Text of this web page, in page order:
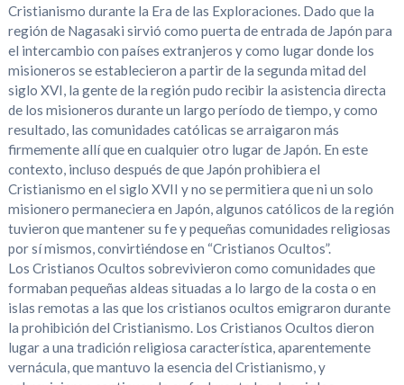
Cristianismo durante la Era de las Exploraciones. Dado que la
región de Nagasaki sirvió como puerta de entrada de Japón para
el intercambio con países extranjeros y como lugar donde los
misioneros se establecieron a partir de la segunda mitad del
siglo XVI, la gente de la región pudo recibir la asistencia directa
de los misioneros durante un largo período de tiempo, y como
resultado, las comunidades católicas se arraigaron más
firmemente allí que en cualquier otro lugar de Japón. En este
contexto, incluso después de que Japón prohibiera el
Cristianismo en el siglo XVII y no se permitiera que ni un solo
misionero permaneciera en Japón, algunos católicos de la región
tuvieron que mantener su fe y pequeñas comunidades religiosas
por sí mismos, convirtiéndose en “Cristianos Ocultos”.
Los Cristianos Ocultos sobrevivieron como comunidades que
formaban pequeñas aldeas situadas a lo largo de la costa o en
islas remotas a las que los cristianos ocultos emigraron durante
la prohibición del Cristianismo. Los Cristianos Ocultos dieron
lugar a una tradición religiosa característica, aparentemente
vernácula, que mantuvo la esencia del Cristianismo, y